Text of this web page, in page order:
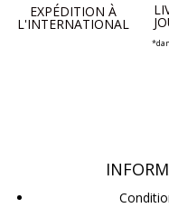
EXPÉDITION À
L'INTERNATIONAL